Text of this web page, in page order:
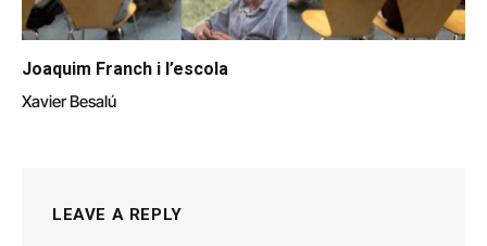
Joaquim Franch i l’escola
Xavier Besalú
LEAVE A REPLY